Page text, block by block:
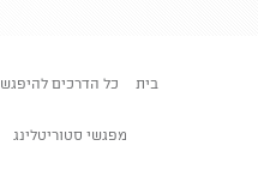
בית כל הדרכים להיפגש
מפגשי סטוריטלינג